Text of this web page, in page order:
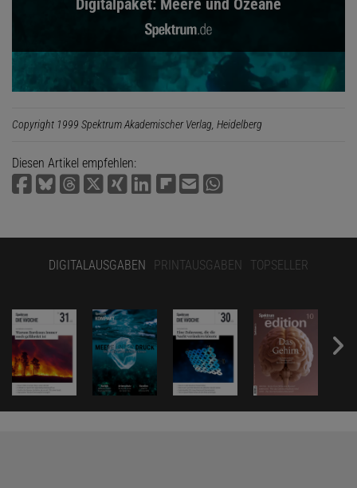
Digitalpaket: Meere und Ozeane
Copyright 1999 Spektrum Akademischer Verlag, Heidelberg
Diesen Artikel empfehlen:
DIGITALAUSGABEN PRINTAUSGABEN TOPSELLER